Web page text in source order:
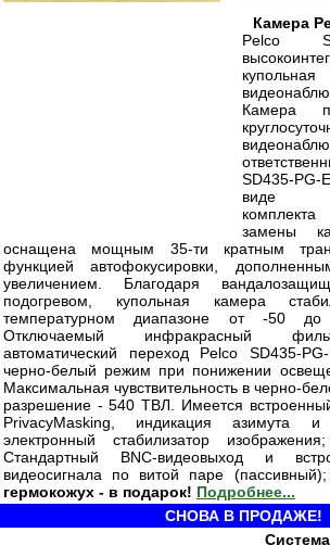
Камера
Рelco
Камера
SD435-
виде
замены
оснащена мощным 35-ти кратным
функцией автофокусировки,
увеличением. Благодаря
подогревом, купольная камера
температурном диапазоне от -50
Отключаемый инфракрасный
автоматический переход Pelco SD435-
черно-белый режим при понижении
Максимальная чувствительность в черно-
разрешение - 540 ТВЛ. Имеется
PrivacyMasking, индикация азимута и
электронный стабилизатор
Стандартный BNC-видеовыход и
видеосигнала по витой паре
гермокожух - в подарок! Подробнее...
СНОВА В ПРОДАЖЕ!